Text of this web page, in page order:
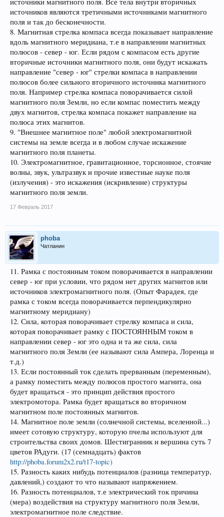
источников являются третичными источниками магнитного
поля и так до бесконечности.
8. Магнитная стрелка компаса всегда показывает направление
вдоль магнитного меридиана, т.е в направлении магнитных
полюсов - север - юг. Если рядом с компасом есть другие
вторичные источники магнитного поля, они будут искажать
направление "север - юг" стрелки компаса в направлении
полюсов более сильного вторичного источника магнитного
поля. Например стрелка компаса поворачивается силой
магнитного поля Земли, но если компас поместить между
двух магнитов, стрелка компаса покажет направление на
полюса этих магнитов.
9. "Внешнее магнитное поле" любой электромагнитной
системы на земле всегда и в любом случае искажение
магнитного поля планеты.
10. Электромагнитное, гравитационное, торсионное, стоячие
волны, звук, ультразвук и прочие известные науке поля
(излучения) - это искажения (искривление) структуры
магнитного поля земли.
17 Февраль 2017
phoba
Чатланин
11. Рамка с постоянным током поворачивается в направлении
север - юг при условии, что рядом нет других магнитов или
источников электромагнитного поля. (Опыт Фарадея, где
рамка с током всегда поворачивается перпендикулярно
магнитному меридиану)
12. Сила, которая поворачивает стрелку компаса и сила,
которая поворачивает рамку с ПОСТОЯННЫМ током в
направлении север - юг это одна и та же сила, сила
магнитного поля Земли (ее называют сила Ампера, Лоренца и
т.д.)
13. Если постоянный ток сделать прерванным (переменным),
а рамку поместить между полюсов простого магнита, она
будет вращаться - это принцип действия простого
электромотора. Рамка будет вращаться во вторичном
магнитном поле постоянных магнитов.
14. Магнитное поле земли (солнечной системы, вселенной...)
имеет сотовую структуру, которую пчелы используют для
строительства своих домов. Шестигранник и вершина суть 7
цветов РАдуги. (17 (семнадцать) фактов
http://phoba.forum2x2.ru/t17-topic)
15. Разность каких нибудь потенциалов (разница температур,
давлений,) создают то что называют напряжением.
16. Разность потенциалов, т.е электрический ток причина
(мера) воздействия на структуру магнитного поля Земли,
электромагнитное поле следствие.